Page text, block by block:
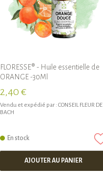
FLORESSE® - Huile essentielle de
ORANGE -30Ml
2,40 €
Vendu et expédié par : CONSEIL FLEUR DE
BACH
En stock
AJOUTER AU PANIER